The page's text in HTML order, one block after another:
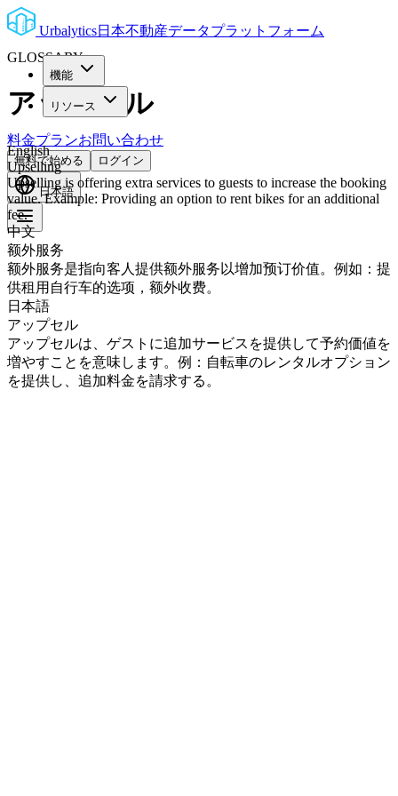
Urbalytics日本不動産データプラットフォーム
機能
リソース
料金プランお問い合わせ
無料で始める ログイン
日本語
GLOSSARY
アップセル
English
Upselling
Upselling is offering extra services to guests to increase the booking
value. Example: Providing an option to rent bikes for an additional
fee.
中文
额外服务
额外服务是指向客人提供额外服务以增加预订价值。例如：提
供租用自行车的选项，额外收费。
日本語
アップセル
アップセルは、ゲストに追加サービスを提供して予約価値を
増やすことを意味します。例：自転車のレンタルオプション
を提供し、追加料金を請求する。